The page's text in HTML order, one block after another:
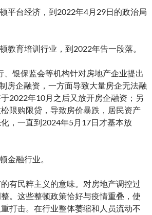
平台经济，到2022年4月29日的政治局
教育培训行业，到2022年告一段落。
、银保监会等机构针对房地产企业提出
房企融资，一方面导致大量房企无法融
2022年10月之后又放开房企融资；另
限购限贷，导致房价暴跌，居民资产
，一直到2024年5月17日才基本放
金融行业。
有民粹主义的意味。对房地产调控过
。这些整顿政策恰好与疫情重叠，使
打击。在行业整体萎缩和人员流动不